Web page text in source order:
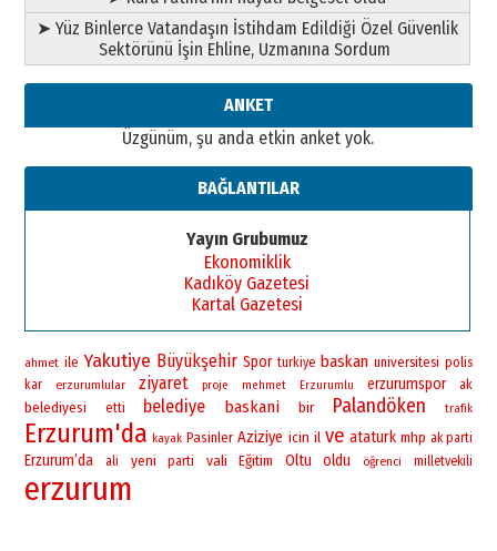
➤ Yüz Binlerce Vatandaşın İstihdam Edildiği Özel Güvenlik
Sektörünü İşin Ehline, Uzmanına Sordum
ANKET
Üzgünüm, şu anda etkin anket yok.
BAĞLANTILAR
Yayın Grubumuz
Ekonomiklik
Kadıköy Gazetesi
Kartal Gazetesi
ahmet ile Yakutiye Büyükşehir Spor turkiye baskan universitesi polis
kar erzurumlular ziyaret proje mehmet Erzurumlu erzurumspor ak
belediyesi etti belediye baskani bir Palandöken trafik
Erzurum'da kayak Pasinler Aziziye icin il ve ataturk mhp ak parti
Erzurum’da ali yeni parti vali Eğitim Oltu oldu öğrenci milletvekili
erzurum